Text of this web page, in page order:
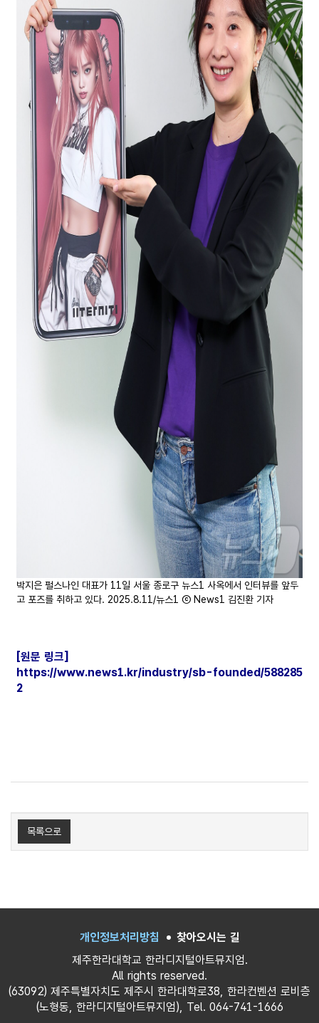
박지은 펄스나인 대표가 11일 서울 종로구 뉴스1 사옥에서 인터뷰를 앞두
고 포즈를 취하고 있다. 2025.8.11/뉴스1 ⓒ News1 김진환 기자
[원문 링크]
https://www.news1.kr/industry/sb-founded/588285
2
목록으로
개인정보처리방침
찾아오시는 길
제주한라대학교 한라디지털아트뮤지엄.
All rights reserved.
(63092) 제주특별자치도 제주시 한라대학로38, 한라컨벤션 로비층
(노형동, 한라디지털아트뮤지엄), Tel. 064-741-1666